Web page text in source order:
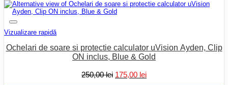
Vizualizare rapidă
Ochelari de soare si protectie calculator uVision Ayden, Clip
ON inclus, Blue & Gold
250,00lei Prețul
175,00 leiPrețul